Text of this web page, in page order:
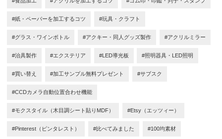
#紙・ペーパーを加工するコツ #玩具・クラフト
#グラス・ワインボトル #アクキー・同人グッズ製作 #アクリルミラー
#治具製作 #エクステリア #LED導光板 #照明器具・LED照明
#買い替え #加工サンプル無料プレゼント #サブスク
#CCDカメラ自動位置合わせ機能
#モクスタイル（木目調シート貼りMDF） #Etsy（エッツィー）
#Pinterest（ピンタレスト） #比べてみました #100均素材